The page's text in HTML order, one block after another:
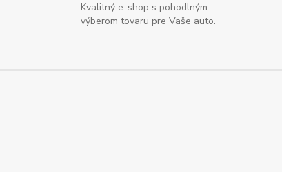
Kvalitný e-shop s pohodlným
výberom tovaru pre Vaše auto.